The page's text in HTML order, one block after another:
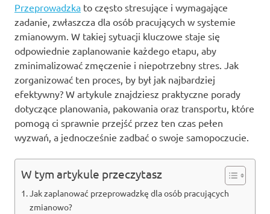
Przeprowadzka to często stresujące i wymagające
zadanie, zwłaszcza dla osób pracujących w systemie
zmianowym. W takiej sytuacji kluczowe staje się
odpowiednie zaplanowanie każdego etapu, aby
zminimalizować zmęczenie i niepotrzebny stres. Jak
zorganizować ten proces, by był jak najbardziej
efektywny? W artykule znajdziesz praktyczne porady
dotyczące planowania, pakowania oraz transportu, które
pomogą ci sprawnie przejść przez ten czas pełen
wyzwań, a jednocześnie zadbać o swoje samopoczucie.
W tym artykule przeczytasz
Jak zaplanować przeprowadzkę dla osób pracujących
zmianowo?